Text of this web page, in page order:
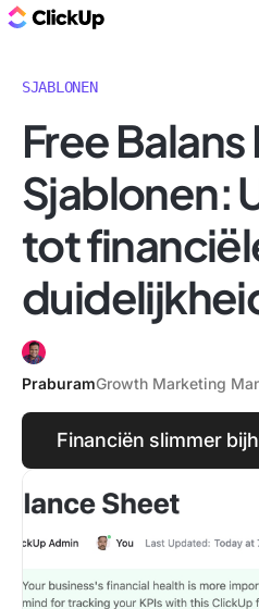
SJABLONEN
Free Balans
Sjablonen:
tot
PraburamGrowth Marketing
Financiën slimmer